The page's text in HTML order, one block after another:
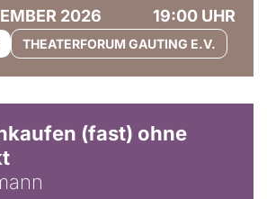
2026 19:00 UHR
THEATERFORUM GAUTING E.V.
(fast) ohne